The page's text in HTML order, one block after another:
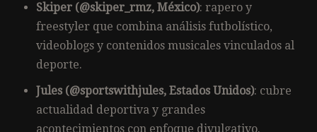
Skiper (@skiper_rmz, México): rapero y
freestyler que combina análisis futbolístico,
videoblogs y contenidos musicales vinculados al
deporte.
Jules (@sportswithjules, Estados Unidos): cubre
actualidad deportiva y grandes
acontecimientos con enfoque divulgativo.